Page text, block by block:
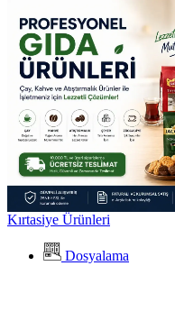
Kırtasiye Ürünleri
Dosyalama